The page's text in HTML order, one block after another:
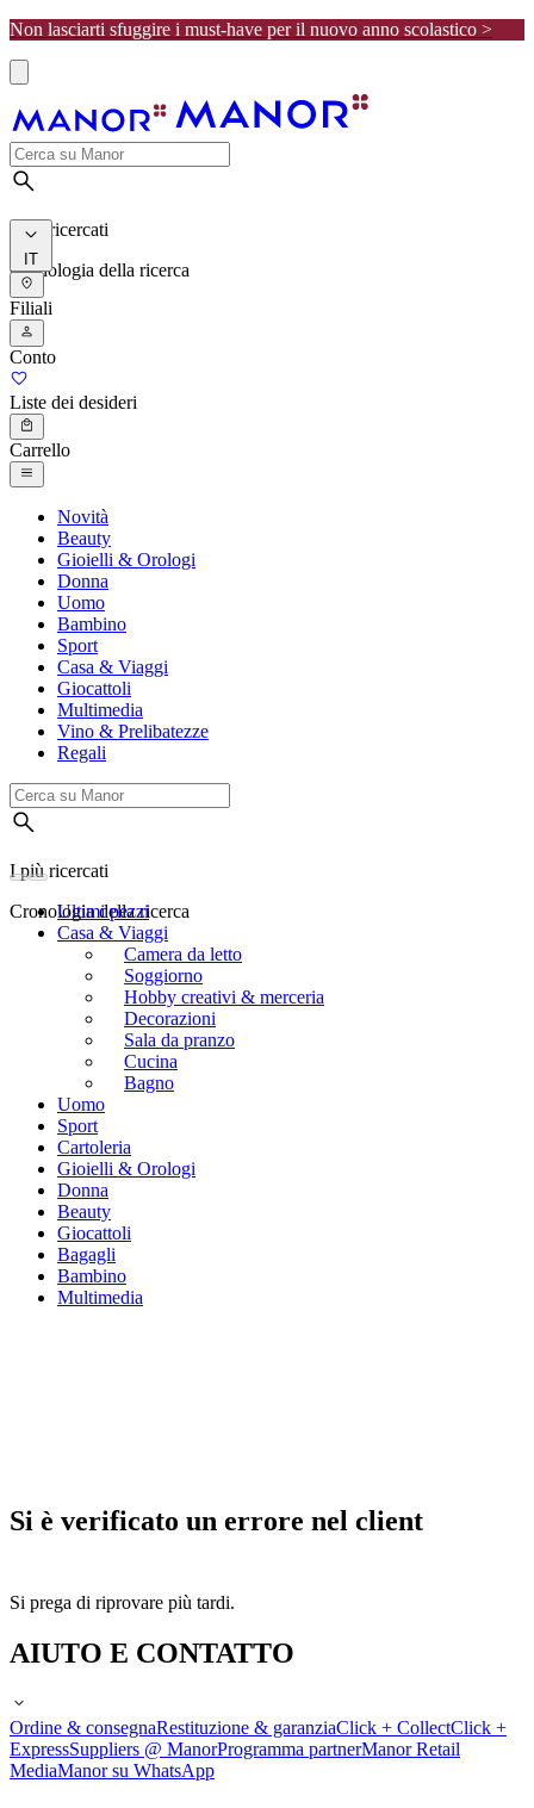
Non lasciarti sfuggire i must-have per il nuovo anno scolastico >
I più ricercati
Cronologia della ricerca
IT
Filiali
Conto
Liste dei desideri
Carrello
Novità
Beauty
Gioielli & Orologi
Donna
Uomo
Bambino
Sport
Casa & Viaggi
Giocattoli
Multimedia
Vino & Prelibatezze
Regali
I più ricercati
Cronologia della ricerca
Ultimi pezzi
Casa & Viaggi
Camera da letto
Soggiorno
Hobby creativi & merceria
Decorazioni
Sala da pranzo
Cucina
Bagno
Uomo
Sport
Cartoleria
Gioielli & Orologi
Donna
Beauty
Giocattoli
Bagagli
Bambino
Multimedia
Si è verificato un errore nel client
Si prega di riprovare più tardi.
AIUTO E CONTATTO
Ordine & consegnaRestituzione & garanziaClick + CollectClick +
ExpressSuppliers @ ManorProgramma partnerManor Retail
MediaManor su WhatsApp